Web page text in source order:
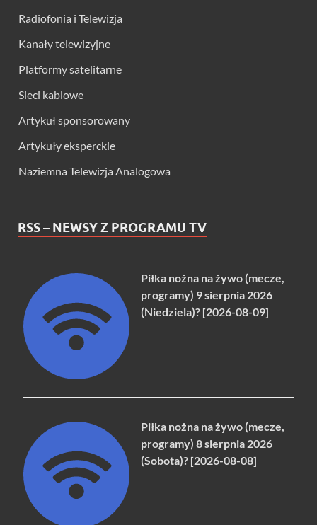
Radiofonia i Telewizja
Kanały telewizyjne
Platformy satelitarne
Sieci kablowe
Artykuł sponsorowany
Artykuły eksperckie
Naziemna Telewizja Analogowa
RSS – NEWSY Z PROGRAMU TV
Piłka nożna na żywo (mecze,
programy) 9 sierpnia 2026
(Niedziela)? [2026-08-09]
Piłka nożna na żywo (mecze,
programy) 8 sierpnia 2026
(Sobota)? [2026-08-08]